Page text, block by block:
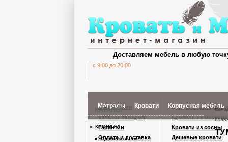
c 9:00 до 20:00
Доставляем мебель в любую
Матрасы Кровати Корпусная мебель
Шкафы Кардинал
Вы
КАТАЛОГ
КРОВАТИ
Односпальные
О компании
Каталог товаров
Гарантии
Оплата и доставка
Деревянные
Кровати из массива
Кровати из сосны
Дешевые кровати